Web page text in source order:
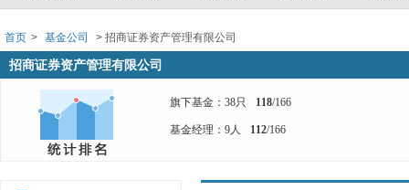
首页 > 基金公司 > 招商证券资产管理有限公司
招商证券资产管理有限公司
旗下基金：38只 118/166
基金经理：9人 112/166